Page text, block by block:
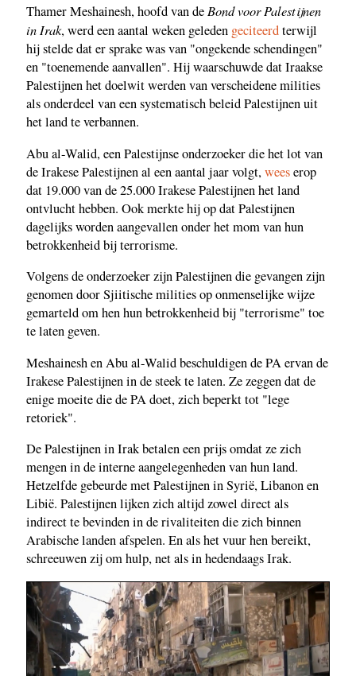
Thamer Meshainesh, hoofd van deBond voor Palestijnen
in Irak, werd een aantal weken geleden geciteerdterwijl
hij stelde dat er sprake was van "ongekende schendingen"
en "toenemende aanvallen". Hij waarschuwde dat Iraakse
Palestijnen het doelwit werden van verscheidene milities
als onderdeel van een systematisch beleid Palestijnen uit
het land te verbannen.
Abu al-Walid, een Palestijnse onderzoeker die het lot van
de Irakese Palestijnen al een aantal jaar volgt,weeserop
dat 19.000 van de 25.000 Irakese Palestijnen het land
ontvlucht hebben. Ook merkte hij op dat Palestijnen
dagelijks worden aangevallen onder het mom van hun
betrokkenheid bij terrorisme.
Volgens de onderzoeker zijn Palestijnen die gevangen zijn
genomen door Sjiitische milities op onmenselijke wijze
gemarteld om hen hun betrokkenheid bij "terrorisme" toe
te laten geven.
Meshainesh en Abu al-Walid beschuldigen de PA ervan de
Irakese Palestijnen in de steek te laten. Ze zeggen dat de
enige moeite die de PA doet, zich beperkt tot "lege
retoriek".
De Palestijnen in Irak betalen een prijs omdat ze zich
mengen in de interne aangelegenheden van hun land.
Hetzelfde gebeurde met Palestijnen in Syrië, Libanon en
Libië. Palestijnen lijken zich altijd zowel direct als
indirect te bevinden in de rivaliteiten die zich binnen
Arabische landen afspelen. En als het vuur hen bereikt,
schreeuwen zij om hulp, net als in hedendaags Irak.